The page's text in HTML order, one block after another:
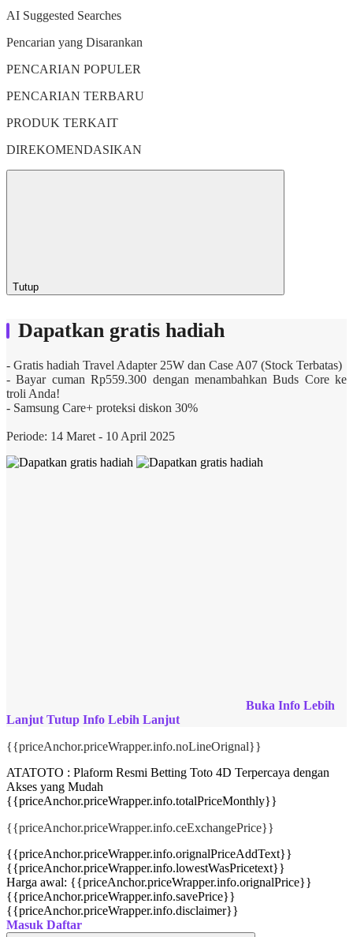
AI Suggested Searches
Pencarian yang Disarankan
PENCARIAN POPULER
PENCARIAN TERBARU
PRODUK TERKAIT
DIREKOMENDASIKAN
Tutup
Dapatkan gratis hadiah
- Gratis hadiah Travel Adapter 25W dan Case A07 (Stock Terbatas)
- Bayar cuman Rp559.300 dengan menambahkan Buds Core ke
troli Anda!
- Samsung Care+ proteksi diskon 30%
Periode: 14 Maret - 10 April 2025
Buka Info Lebih
Lanjut Tutup Info Lebih Lanjut
{{priceAnchor.priceWrapper.info.noLineOrignal}}
ATATOTO : Plaform Resmi Betting Toto 4D Terpercaya dengan
Akses yang Mudah
{{priceAnchor.priceWrapper.info.totalPriceMonthly}}
{{priceAnchor.priceWrapper.info.ceExchangePrice}}
{{priceAnchor.priceWrapper.info.orignalPriceAddText}}
{{priceAnchor.priceWrapper.info.lowestWasPricetext}}
Harga awal: {{priceAnchor.priceWrapper.info.orignalPrice}}
{{priceAnchor.priceWrapper.info.savePrice}}
{{priceAnchor.priceWrapper.info.disclaimer}}
Masuk Daftar